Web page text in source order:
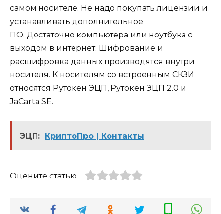
самом носителе. Не надо покупать лицензии и
устанавливать дополнительное
ПО. Достаточно компьютера или ноутбука с
выходом в интернет. Шифрование и
расшифровка данных производятся внутри
носителя. К носителям со встроенным СКЗИ
относятся Рутокен ЭЦП, Рутокен ЭЦП 2.0 и
JaCarta SE.
ЭЦП: КриптоПро | Контакты
Оцените статью